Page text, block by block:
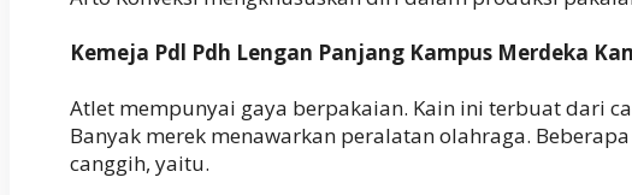
Kemeja Pdl Pdh Lengan Panjang Kampus Merdeka
Atlet mempunyai gaya berpakaian. Kain ini terbuat dari
Banyak merek menawarkan peralatan olahraga.
canggih, yaitu.